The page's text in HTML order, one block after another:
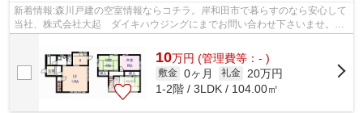
新着情報:森川戸建の空室情報ならコチラ。岸和田市で暮らすのなら安心して
当社、株式会社大起 ダイキハウジングにまでお問い合わせ下さいませ。
10万円 (管理費等：- )
敷金 0ヶ月 礼金
20万円
1-2階 / 3LDK / 104.00㎡